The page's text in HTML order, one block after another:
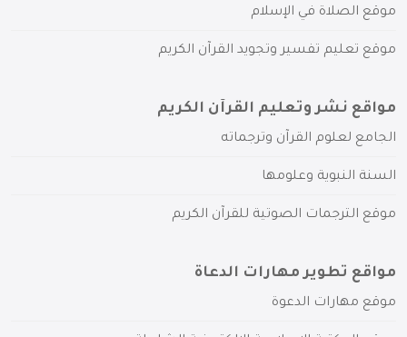
موقع الصلاة في الإسلام
موقع تعليم تفسير وتجويد القرآن الكريم
مواقع نشر وتعليم القرآن الكريم
الجامع لعلوم القرآن وترجماته
السنة النبوية وعلومها
موقع الترجمات الصوتية للقرآن الكريم
مواقع تطوير مهارات الدعاة
موقع مهارات الدعوة